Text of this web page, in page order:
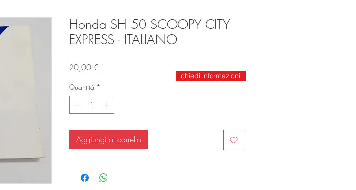
Honda SH 50 SCOOPY CITY
EXPRESS - ITALIANO
20,00 €
Quantità *
Aggiungi al carrello
chiedi informazioni